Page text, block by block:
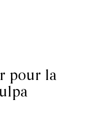
pour la